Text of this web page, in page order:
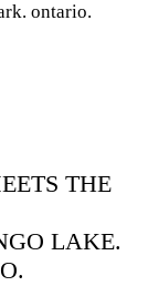
ontario.
THE
LAKE.